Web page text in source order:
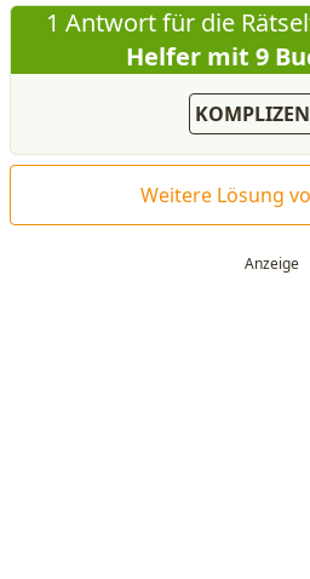
1 Antwort für die
Helfer mit 9
KOMPLIZEN
Weitere Lösung